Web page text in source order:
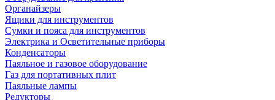
Органайзеры
Ящики для инструментов
Сумки и пояса для инструментов
Электрика и Осветительные приборы
Конденсаторы
Паяльное и газовое оборудование
Газ для портативных плит
Паяльные лампы
Редукторы